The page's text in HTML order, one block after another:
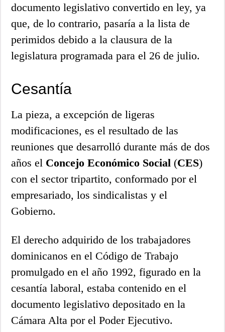
documento legislativo convertido en ley, ya
que, de lo contrario, pasaría a la lista de
perimidos debido a la clausura de la
legislatura programada para el 26 de julio.
Cesantía
La pieza, a excepción de ligeras
modificaciones, es el resultado de las
reuniones que desarrolló durante más de dos
años el Concejo Económico Social (CES)
con el sector tripartito, conformado por el
empresariado, los sindicalistas y el
Gobierno.
El derecho adquirido de los trabajadores
dominicanos en el Código de Trabajo
promulgado en el año 1992, figurado en la
cesantía laboral, estaba contenido en el
documento legislativo depositado en la
Cámara Alta por el Poder Ejecutivo.